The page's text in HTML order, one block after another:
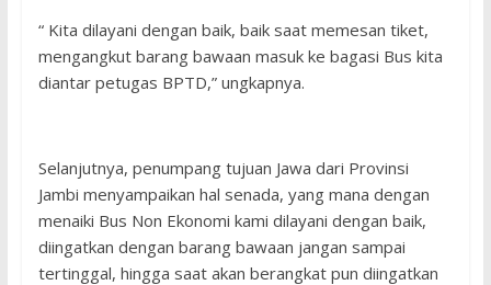
“ Kita dilayani dengan baik, baik saat memesan tiket,
mengangkut barang bawaan masuk ke bagasi Bus kita
diantar petugas BPTD,” ungkapnya.
Selanjutnya, penumpang tujuan Jawa dari Provinsi
Jambi menyampaikan hal senada, yang mana dengan
menaiki Bus Non Ekonomi kami dilayani dengan baik,
diingatkan dengan barang bawaan jangan sampai
tertinggal, hingga saat akan berangkat pun diingatkan